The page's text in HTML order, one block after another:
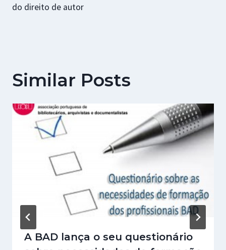
do direito de autor
Similar Posts
A BAD lança o seu questionário